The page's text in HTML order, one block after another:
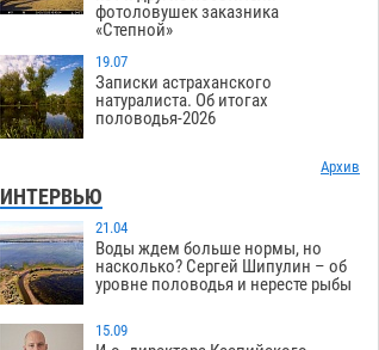
фотоловушек заказника
«Степной»
19.07
Записки астраханского
натуралиста. Об итогах
половодья-2026
Архив
ИНТЕРВЬЮ
21.04
Воды ждем больше нормы, но
насколько? Сергей Шипулин – об
уровне половодья и нересте рыбы
15.09